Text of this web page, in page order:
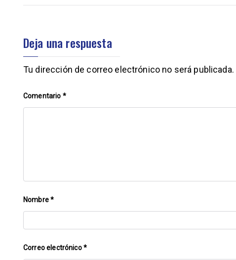
Deja una respuesta
Tu dirección de correo electrónico no será publicada.
Comentario *
Nombre*
Correo electrónico*